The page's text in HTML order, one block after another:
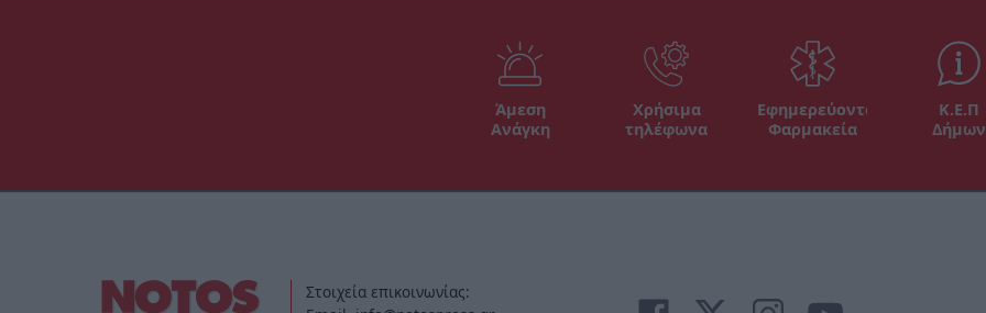
Άμεση
Ανάγκη
Χρήσιμα
τηλέφωνα
Εφημερεύοντα
Φαρμακεία
Κ.Ε.Π
Δήμων
Στοιχεία επικοινωνίας: